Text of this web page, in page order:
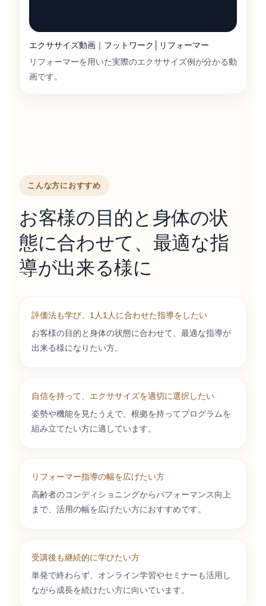
エクササイズ動画｜フットワーク│リフォーマー
リフォーマーを用いた実際のエクササイズ例が分かる動
画です。
こんな方におすすめ
お客様の目的と身体の状
態に合わせて、最適な指
導が出来る様に
評価法も学び、1人1人に合わせた指導をしたい
お客様の目的と身体の状態に合わせて、最適な指導が
出来る様になりたい方。
自信を持って、エクササイズを適切に選択したい
姿勢や機能を見たうえで、根拠を持ってプログラムを
組み立てたい方に適しています。
リフォーマー指導の幅を広げたい方
高齢者のコンディショニングからパフォーマンス向上
まで、活用の幅を広げたい方におすすめです。
受講後も継続的に学びたい方
単発で終わらず、オンライン学習やセミナーも活用し
ながら成長を続けたい方に向いています。